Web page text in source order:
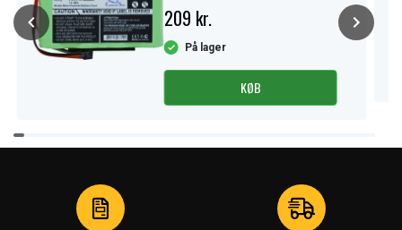
209 kr.
På lager
KØB
Item
1